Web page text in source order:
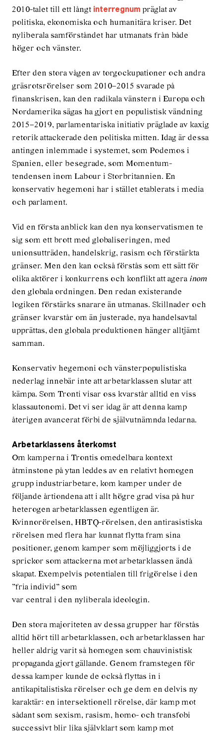
2010-talet till ett långt interregnum präglat av
politiska, ekonomiska och humanitära kriser. Det
nyliberala samförståndet har utmanats från både
höger och vänster.
Efter den stora vågen av torgockupation­er och andra
gräsrotsrörelser som 2010–2015 svarade på
finanskrisen, kan den radikala vänstern i Europa och
Nordamerika sägas ha gjort en populistisk vändning
2015–2019, parlamentariska initiativ präglade av kaxig
retorik attackerade den politiska mitten. Idag är dessa
antingen inlemmade i systemet, som Podemos i
Spanien, eller besegrade, som Momentum-
tendensen inom Labour i Storbritannien. En
konservativ hegemoni har i stället etablerats i media
och parlament.
Vid en första anblick kan den nya konservatismen te
sig som ett brott med globaliseringen, med
unionsutträden, handelskrig, rasism och förstärkta
gränser. Men den kan också förstås som ett sätt för
olika aktörer i konkurrens och konflikt att agera inom
den globala ordningen. Den redan existerande
logiken förstärks snarare än utmanas. Skillnader och
gränser kvarstår om än justerade, nya handelsavtal
upprättas, den globala produktionen hänger alltjämt
samman.
Konservativ hegemoni och vänsterpopulistiska
nederlag innebär inte att arbetarklassen slutar att
kämpa. Som Tronti visar oss kvarstår alltid en viss
klass­autonomi. Det vi ser idag är att denna kamp
återigen avancerat förbi de självutnämnda ledarna.
Arbetarklassens återkomst
Om kamperna i Trontis omedelbara kontext
åtminstone på ytan leddes av en relativt homogen
grupp industriarbetare, kom kamper under de
följande årtiondena att i allt högre grad visa på hur
heterogen arbetarklassen egentligen är.
Kvinnorörelsen, HBTQ-rörelsen, den antirasistiska
rörelsen med flera har kunnat flytta fram sina
positioner, genom kamper som möjliggjorts i de
sprickor som attackerna mot arbetarklassen ändå
skapat. Exempelvis potentialen till frigörelse i den
”fria individ” som
var central i den nyliberala ideologin.
Den stora majoriteten av dessa grupper har förstås
alltid hört till arbetarklassen, och arbetarklassen har
heller aldrig varit så homogen som chauvinistisk
propaganda gjort gällande. Genom framstegen för
dessa kamper kunde de också flyttas in i
antikapitalistiska rörelser och ge dem en delvis ny
karaktär: en intersektionell rörelse, där kamp mot
sådant som sexism, rasism, homo- och transfobi
successivt blir lika självklart som kamp mot